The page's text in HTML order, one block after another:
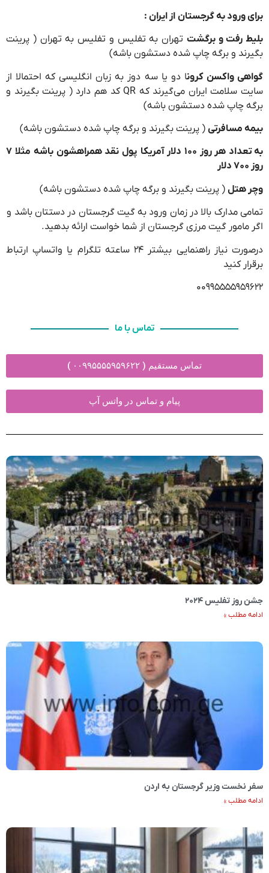
برای ورود به گرجستان از ایران :
بلیط رفت و برگشت تهران به تفلیس و تفلیس به تهران ( پرینت
بگیرند و برگه چاپ شده دستشون باشه)
گواهی واکسن کرونا دو یا سه دوز به زبان انگلیسی که احتمالا از
سایت سلامت ایران می‌گیرند که QR کد هم دارد ( پرینت بگیرند و
برگه چاپ شده دستشون باشه)
بیمه مسافرتی ( پرینت بگیرند و برگه چاپ شده دستشون باشه)
به تعداد هر روز ۱۰۰ دلار آمریکا پول نقد همراهشون باشه مثلا ۷
روز ۷۰۰ دلار
وچر هتل ( پرینت بگیرند و برگه چاپ شده دستشون باشه)
تمامی مدارک بالا در زمان ورود به گیت گرجستان در دستتان باشد و
اگر مامور گیت مرزی گرجستان از شما خواست ارائه بدهید.
درصورت نیاز راهنمایی بیشتر ۲۴ ساعته تلگرام یا واتساپ ارتباط
برقرار کنید
۰۰۹۹۵۵۵۵۹۵۹۶۲۲
تماس با ما
تماس مستقیم ( ۰۰۹۹۵۵۵۵۹۵۹۶۲۲ )
پیام و تماس در واتس آپ
جشن روز تفلیس ۲۰۲۴
ادامه مطلب »
سفر نخست وزیر گرجستان به اردن
ادامه مطلب »